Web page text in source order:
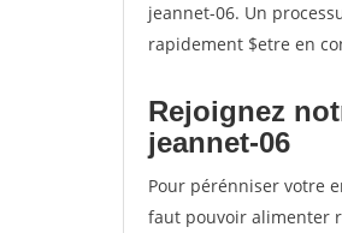
jeannet-06. Un
rapidement $etre en
Rejoignez
jeannet-06
Pour pérénniser votre
faut pouvoir alimenter